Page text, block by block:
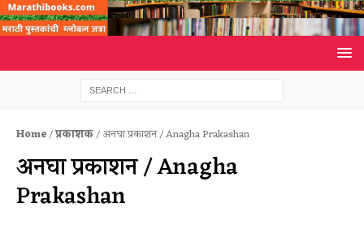
Home/प्रकाशक/ अनघा प्रकाशन / Anagha Prakashan
अनघा प्रकाशन / Anagha
Prakashan